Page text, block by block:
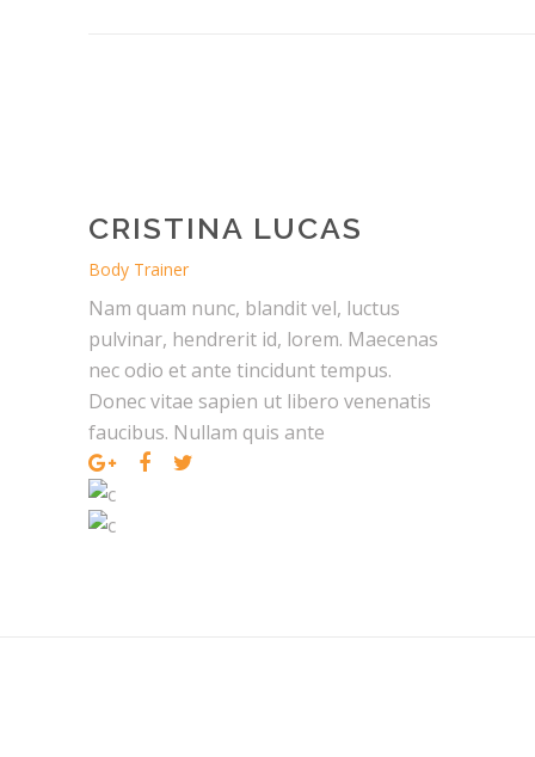
CRISTINA LUCAS
Body Trainer
Nam quam nunc, blandit vel, luctus
pulvinar, hendrerit id, lorem. Maecenas
nec odio et ante tincidunt tempus.
Donec vitae sapien ut libero venenatis
faucibus. Nullam quis ante